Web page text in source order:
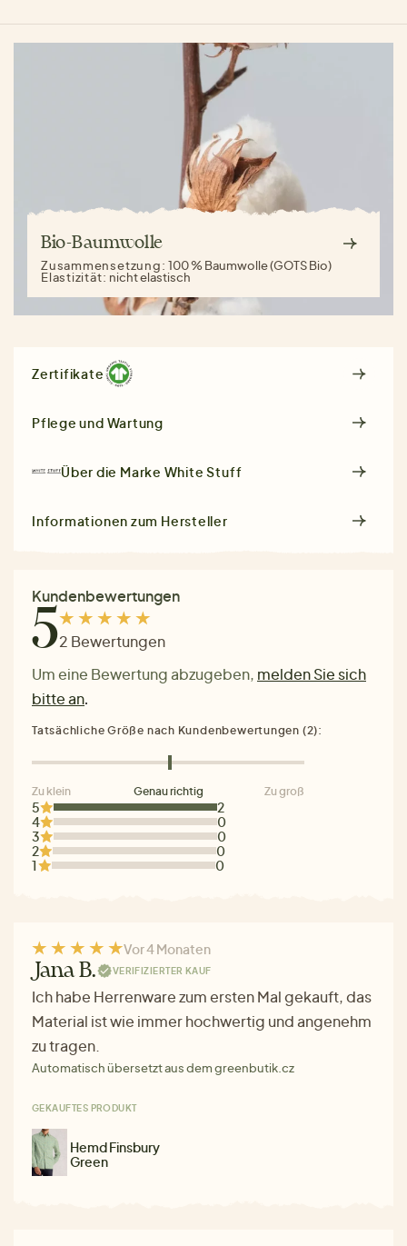
Bio-Baumwolle
Zusammensetzung:100 % Baumwolle (GOTS Bio)
Elastizität: nicht elastisch
Zertifikate
Pflege und Wartung
Über die Marke White Stuff
Informationen zum Hersteller
Kundenbewertungen
52 Bewertungen
Um eine Bewertung abzugeben, melden Sie sich
bitte an.
5
2
4
0
3
0
2
0
1
0
Tatsächliche Größe nach Kundenbewertungen (2):
Zu klein Genau richtig Zu groß
Vor 4 Monaten
Jana B. VERIFIZIERTER KAUF
Ich habe Herrenware zum ersten Mal gekauft, das
Material ist wie immer hochwertig und angenehm
zu tragen.
Automatisch übersetzt aus dem greenbutik.cz
GEKAUFTES PRODUKT
Hemd Finsbury
Green